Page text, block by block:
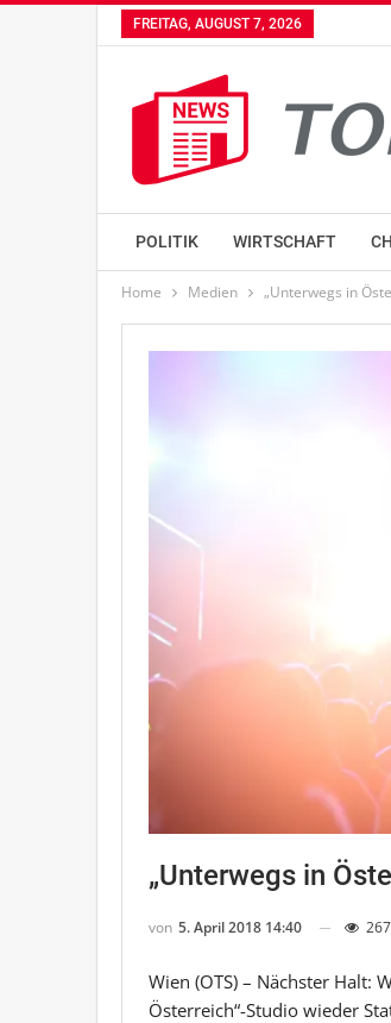
FREITAG, AUGUST 7, 2026
POLITIK WIRTSCHAFT
Home Medien „Unterwegs in
„Unterwegs in
von 5. April 2018 14:40 267
Wien (OTS) – Nächster Halt:
Österreich“-Studio wieder